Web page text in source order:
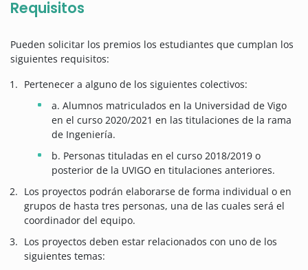
Requisitos
Pueden solicitar los premios los estudiantes que cumplan los
siguientes requisitos:
Pertenecer a alguno de los siguientes colectivos:
a. Alumnos matriculados en la Universidad de Vigo
en el curso 2020/2021 en las titulaciones de la rama
de Ingeniería.
b. Personas tituladas en el curso 2018/2019 o
posterior de la UVIGO en titulaciones anteriores.
Los proyectos podrán elaborarse de forma individual o en
grupos de hasta tres personas, una de las cuales será el
coordinador del equipo.
Los proyectos deben estar relacionados con uno de los
siguientes temas: